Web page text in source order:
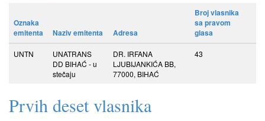
Oznaka
emitenta
Naziv emitenta Adresa
Broj vlasnika
sa pravom
glasa
UNTN
UNATRANS
DD BIHAĆ - u
stečaju
DR. IRFANA
LJUBIJANKIĆA BB,
77000, BIHAĆ
43
Prvih deset vlasnika